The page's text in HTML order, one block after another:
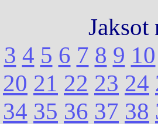
Jaksot
3 4 5 6 7 8 9 10
20 21 22 23 24
34 35 36 37 38